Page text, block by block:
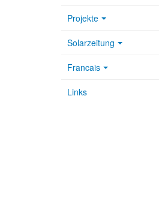
Projekte
Solarzeitung
Francais
Links